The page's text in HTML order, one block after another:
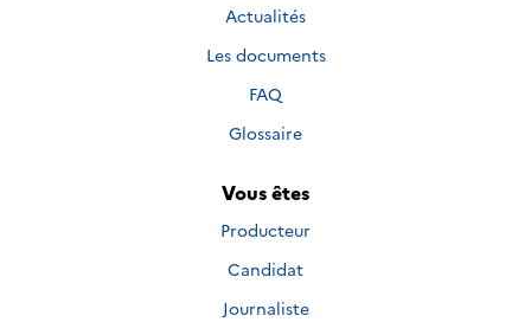
Actualités
Les documents
FAQ
Glossaire
Vous êtes
Producteur
Candidat
Journaliste